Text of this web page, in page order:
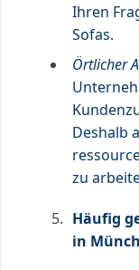
Ihren
Sofas.
Örtlicher
Deshalb
zu
Häufig
in